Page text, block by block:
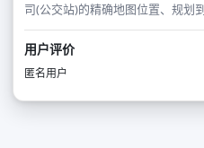
司(公交站)的精确地图位置、规划
用户评价
匿名用户